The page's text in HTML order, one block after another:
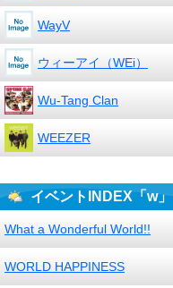
WayV
ウィーアイ（WEi）
Wu-Tang Clan
WEEZER
イベントINDEX「w」
What a Wonderful World!!
WORLD HAPPINESS